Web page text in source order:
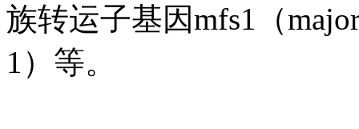
族转运子基因mfs1（
1）等。